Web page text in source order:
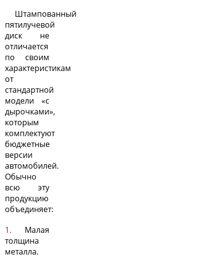
Штампованный
пятилучевой
диск не
отличается
по своим
характеристикам
от
стандартной
модели «с
дырочками»,
которым
комплектуют
бюджетные
версии
автомобилей.
Обычно
всю эту
продукцию
объединяет:
Малая
толщина
металла.